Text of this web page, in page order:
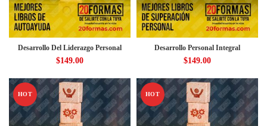
Desarrollo Del Liderazgo Personal
$149.00
Desarrollo Personal Integral
$149.00
HOT HOT